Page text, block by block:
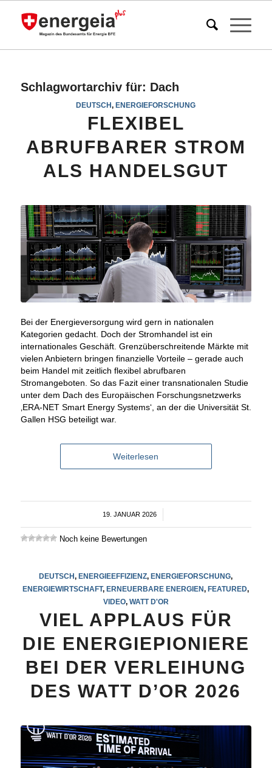
Schlagwortarchiv für: Dach
DEUTSCH,ENERGIEFORSCHUNG
FLEXIBEL
ABRUFBARER STROM
ALS HANDELSGUT
Bei der Energieversorgung wird gern in nationalen
Kategorien gedacht. Doch der Stromhandel ist ein
internationales Geschäft. Grenzüberschreitende Märkte mit
vielen Anbietern bringen finanzielle Vorteile – gerade auch
beim Handel mit zeitlich flexibel abrufbaren
Stromangeboten. So das Fazit einer transnationalen Studie
unter dem Dach des Europäischen Forschungsnetzwerks
‚ERA-NET Smart Energy Systems‘, an der die Universität St.
Gallen HSG beteiligt war.
Weiterlesen
19. JANUAR 2026
/
Noch keine Bewertungen
DEUTSCH,ENERGIEEFFIZIENZ,ENERGIEFORSCHUNG,
ENERGIEWIRTSCHAFT,ERNEUERBARE ENERGIEN,FEATURED,
VIDEO, WATT D'OR
VIEL APPLAUS FÜR
DIE ENERGIEPIONIERE
BEI DER VERLEIHUNG
DES WATT D’OR 2026